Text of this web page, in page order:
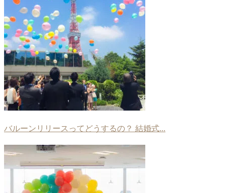
バルーンリリースってどうするの？ 結婚式...